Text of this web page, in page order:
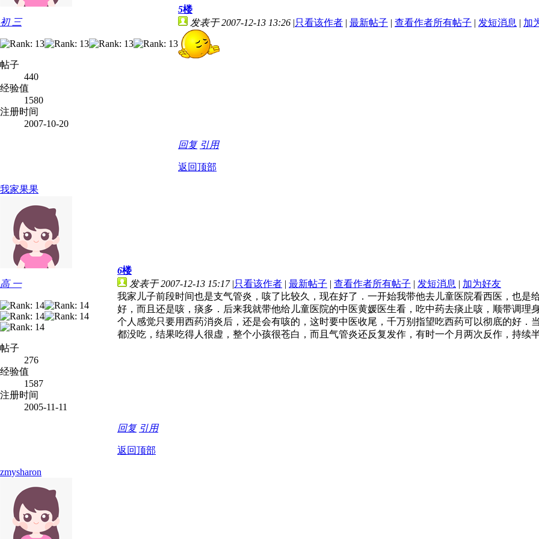
初 三
帖子
440
经验值
1580
注册时间
2007-10-20
5楼
发表于 2007-12-13 13:26 |只看该作者 | 最新帖子 | 查看作者所有帖子 | 发短消息 | 加
回复 引用
返回顶部
我家果果
高 一
帖子
276
经验值
1587
注册时间
2005-11-11
6楼
发表于 2007-12-13 15:17 |只看该作者 | 最新帖子 | 查看作者所有帖子 | 发短消息 | 加为好友
我家儿子前段时间也是支气管炎，咳了比较久，现在好了．一开始我带他去儿童医院看西医，也
好，而且还是咳，痰多．后来我就带他给儿童医院的中医黄媛医生看，吃中药去痰止咳，顺带调理
个人感觉只要用西药消炎后，还是会有咳的，这时要中医收尾，千万别指望吃西药可以彻底的好
都没吃，结果吃得人很虚，整个小孩很苍白，而且气管炎还反复发作，有时一个月两次反作，持续
回复 引用
返回顶部
zmysharon